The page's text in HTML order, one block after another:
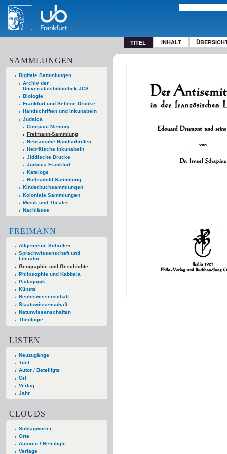
TITEL INHALT
SAMMLUNGEN
Digitale Sammlungen
Archiv der
Universitätsbibliothek JCS
Biologie
Frankfurt und Seltene Drucke
Handschriften und Inkunabeln
Judaica
Compact Memory
Freimann-Sammlung
Hebräische Handschriften
Hebräische Inkunabeln
Jiddische Drucke
Judaica Frankfurt
Kataloge
Rothschild-Sammlung
Kinderbuchsammlungen
Koloniale Sammlungen
Musik und Theater
Nachlässe
FREIMANN
Allgemeine Schriften
Sprachwissenschaft und
Literatur
Geographie und Geschichte
Philosophie und Kabbala
Pädagogik
Künste
Rechtswissenschaft
Staatswissenschaft
Naturwissenschaften
Theologie
LISTEN
Neuzugänge
Titel
Autor / Beteiligte
Ort
Verlag
Jahr
CLOUDS
Schlagwörter
Orte
Autoren / Beteiligte
Verlage